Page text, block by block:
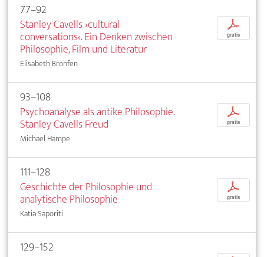
77–92
Stanley Cavells ›cultural
conversations‹. Ein Denken zwischen
Philosophie, Film und Literatur
Elisabeth Bronfen
p
gratis
93–108
Psychoanalyse als antike Philosophie.
Stanley Cavells Freud
Michael Hampe
p
gratis
111–128
Geschichte der Philosophie und
analytische Philosophie
Katia Saporiti
p
gratis
129–152